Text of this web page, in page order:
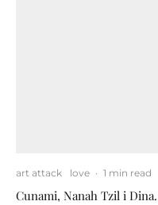
art attack love · 1 min read
Cunami, Nanah Tzil i